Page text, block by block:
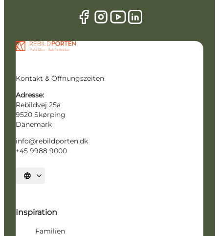
Kontakt & Öffnungszeiten
Adresse:
Rebildvej 25a
9520 Skørping
Dänemark
info@rebildporten.dk
+45 9988 9000
Sprache auswählen
Inspiration
Familien